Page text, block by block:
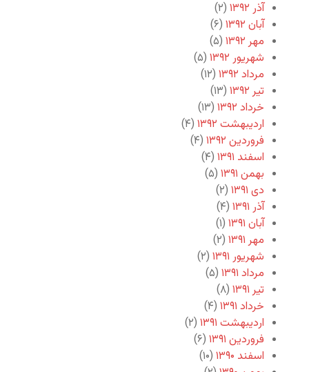
آذر ۱۳۹۲
(۲)
آبان ۱۳۹۲
(۶)
مهر ۱۳۹۲
(۵)
شهریور ۱۳۹۲
(۵)
مرداد ۱۳۹۲
(۱۲)
تیر ۱۳۹۲
(۱۳)
خرداد ۱۳۹۲
(۱۳)
اردیبهشت ۱۳۹۲
(۴)
فروردین ۱۳۹۲
(۴)
اسفند ۱۳۹۱
(۴)
بهمن ۱۳۹۱
(۵)
دی ۱۳۹۱
(۲)
آذر ۱۳۹۱
(۴)
آبان ۱۳۹۱
(۱)
مهر ۱۳۹۱
(۲)
شهریور ۱۳۹۱
(۲)
مرداد ۱۳۹۱
(۵)
تیر ۱۳۹۱
(۸)
خرداد ۱۳۹۱
(۴)
اردیبهشت ۱۳۹۱
(۲)
فروردین ۱۳۹۱
(۶)
اسفند ۱۳۹۰
(۱۰)